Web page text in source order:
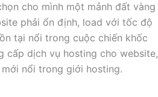
cho mình một mảnh đất vàng
phải ổn định, load với tốc độ
tại nổi trong cuộc chiến khốc
cấp dịch vụ hosting cho website,
nổi trong giới hosting.